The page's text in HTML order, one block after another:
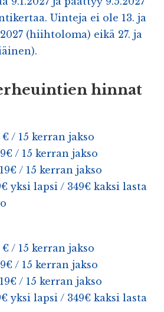
Uinteja ei ole 13. ja
(hiihtoloma) eikä 27. ja
hinnat
/ 15 kerran jakso
/ 15 kerran jakso
/ 15 kerran jakso
yksi lapsi / 349€ kaksi lasta
/ 15 kerran jakso
/ 15 kerran jakso
/ 15 kerran jakso
yksi lapsi / 349€ kaksi lasta